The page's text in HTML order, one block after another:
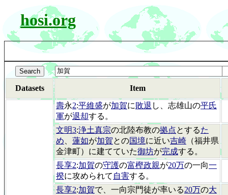
hosi.org
Datasets Item
壽永2:平維盛が加賀に敗退 し、志雄山の平氏
軍が退却する。
文明3:浄土真宗の北陸布教の拠点とするた
め
蓮如が加賀との国境に近い吉崎 （福井県
金津町）に建てていた御坊が完成する。
長享2:加賀の守護の富樫政親が20万の一向一
揆に攻められて 自害する。
長享2:加賀で、一向宗門徒が率いる20万の大